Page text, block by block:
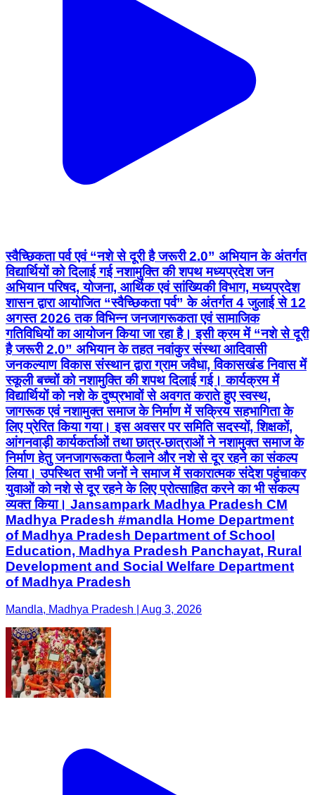
स्वैच्छिकता पर्व एवं “नशे से दूरी है जरूरी 2.0” अभियान के अंतर्गत
विद्यार्थियों को दिलाई गई नशामुक्ति की शपथ मध्यप्रदेश जन
अभियान परिषद, योजना, आर्थिक एवं सांख्यिकी विभाग, मध्यप्रदेश
शासन द्वारा आयोजित “स्वैच्छिकता पर्व” के अंतर्गत 4 जुलाई से 12
अगस्त 2026 तक विभिन्न जनजागरूकता एवं सामाजिक
गतिविधियों का आयोजन किया जा रहा है। इसी क्रम में “नशे से दूरी
है जरूरी 2.0” अभियान के तहत नवांकुर संस्था आदिवासी
जनकल्याण विकास संस्थान द्वारा ग्राम जवैधा, विकासखंड निवास में
स्कूली बच्चों को नशामुक्ति की शपथ दिलाई गई। कार्यक्रम में
विद्यार्थियों को नशे के दुष्प्रभावों से अवगत कराते हुए स्वस्थ,
जागरूक एवं नशामुक्त समाज के निर्माण में सक्रिय सहभागिता के
लिए प्रेरित किया गया। इस अवसर पर समिति सदस्यों, शिक्षकों,
आंगनवाड़ी कार्यकर्ताओं तथा छात्र-छात्राओं ने नशामुक्त समाज के
निर्माण हेतु जनजागरूकता फैलाने और नशे से दूर रहने का संकल्प
लिया। उपस्थित सभी जनों ने समाज में सकारात्मक संदेश पहुंचाकर
युवाओं को नशे से दूर रहने के लिए प्रोत्साहित करने का भी संकल्प
व्यक्त किया। Jansampark Madhya Pradesh CM
Madhya Pradesh #mandla Home Department
of Madhya Pradesh Department of School
Education, Madhya Pradesh Panchayat, Rural
Development and Social Welfare Department
of Madhya Pradesh
Mandla, Madhya Pradesh | Aug 3, 2026